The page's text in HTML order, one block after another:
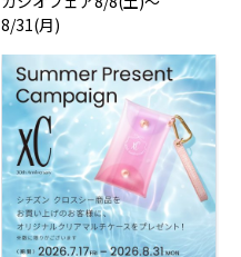
8/31(月)